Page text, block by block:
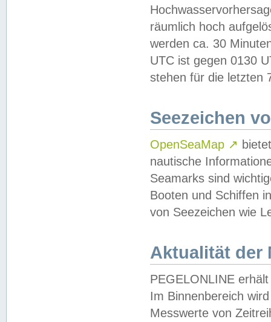
räumlich hoch
werden ca. 30
UTC ist gegen 0130
stehen für die letzten
Seezeichen
OpenSeaMap ↗
nautische
Seamarks sind
Booten und Schiffen
von Seezeichen wie
Aktualität der
PEGELONLINE
Im Binnenbereich
Messwerte von